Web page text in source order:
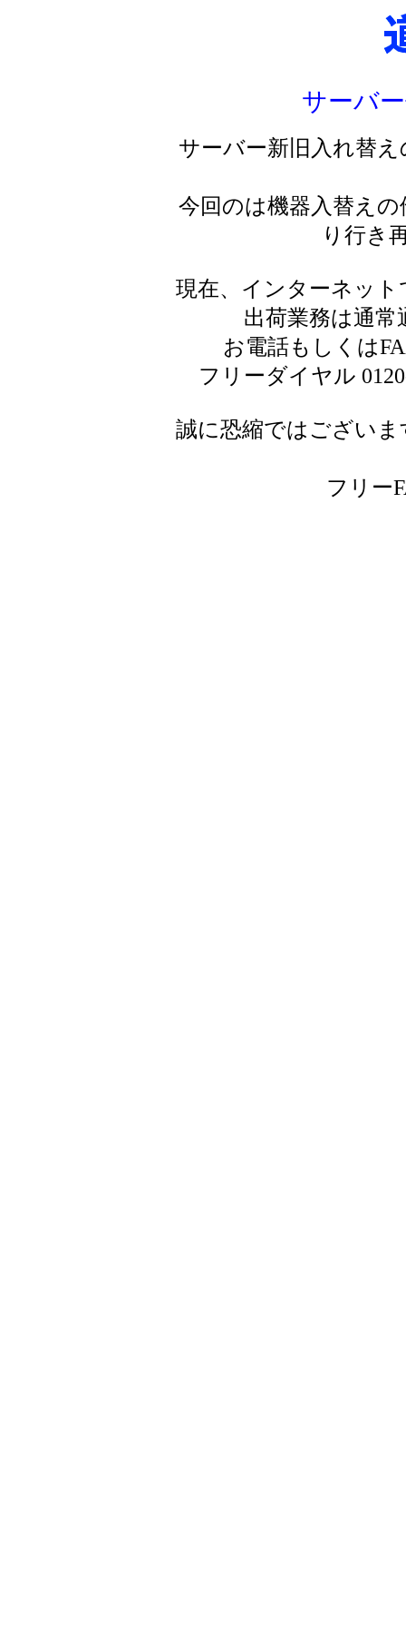
サーバ
サーバー新旧入れ替
今回のは機器入替え
り行き
現在、インターネッ
出荷業務は通
お電話もしくは
フリーダイヤル
誠に恐縮ではござい
フリー